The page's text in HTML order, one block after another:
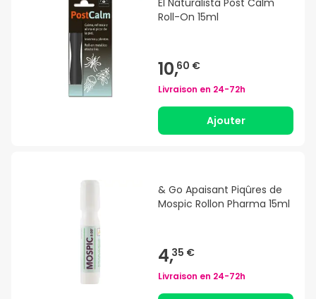
Roll-On 15ml
10,60 €
Livraison en 24-72h
Ajouter
& Go Apaisant Piqûres de
Mospic Rollon Pharma 15ml
4,35 €
Livraison en 24-72h